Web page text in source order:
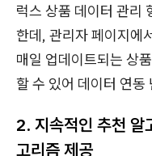
럭스 상품 데이터 관리
한데, 관리자 페이지에
매일 업데이트되는 상
할 수 있어 데이터 연동
2. 지속적인 추천 알
고리즘 제공